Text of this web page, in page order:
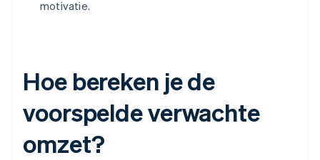
motivatie.
Hoe bereken je de
voorspelde verwachte
omzet?